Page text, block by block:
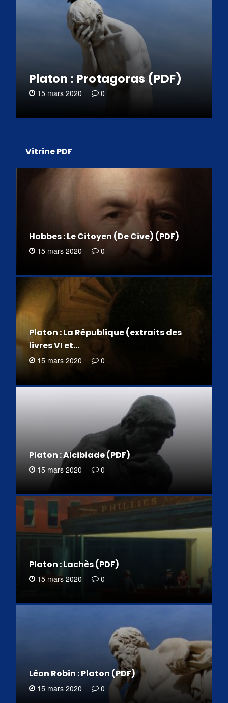
Platon : Protagoras (PDF)
15 mars 2020 0
Vitrine PDF
Hobbes : Le Citoyen (De Cive) (PDF)
15 mars 2020 0
Platon : La République (extraits des
livres VI et…
15 mars 2020 0
Platon : Alcibiade (PDF)
15 mars 2020 0
Platon : Lachès (PDF)
15 mars 2020 0
Léon Robin : Platon (PDF)
15 mars 2020 0